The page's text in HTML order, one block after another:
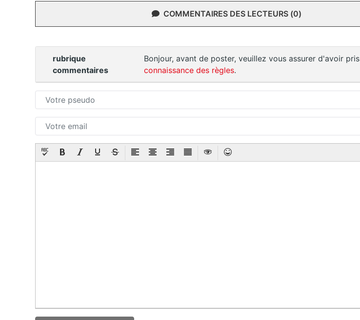
COMMENTAIRES DES LECTEURS (0)
rubrique
commentaires
Bonjour, avant de poster, veuillez vous assurer d'avoir pris
connaissance des règles.